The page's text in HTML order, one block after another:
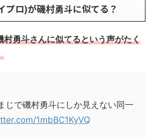
プロ)が磯村勇斗に似てる？
村勇斗さんに似てるという声がたく
じで磯村勇斗にしか見えない同一
1mbBC1KyVQ